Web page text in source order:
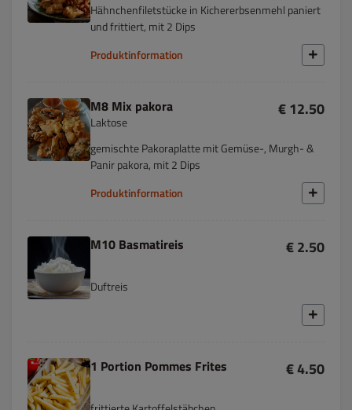
Hähnchenfiletstücke in Kichererbsenmehl paniert
und frittiert, mit 2 Dips
Produktinformation
M8 Mix pakora
Laktose
€ 12.50
gemischte Pakoraplatte mit Gemüse-, Murgh- &
Panir pakora, mit 2 Dips
Produktinformation
M10 Basmatireis € 2.50
Duftreis
1 Portion Pommes Frites € 4.50